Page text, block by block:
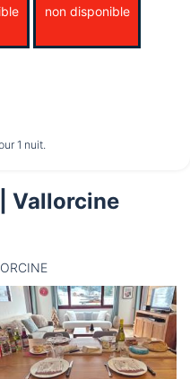
non disponible
1 nuit.
Vallorcine